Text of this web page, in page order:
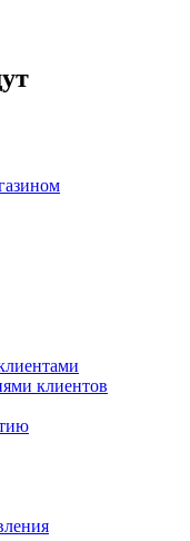
клиентов